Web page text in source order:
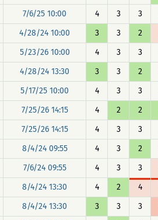
7/6/25 10:00 4 3 3
4/28/24 10:00 3 3 2
5/23/26 10:00 4 3 3
4/28/24 13:30 3 3 2
5/17/25 10:00 4 3 3
7/25/26 14:15 4 2 2
7/25/26 14:15 4 3 3
8/4/24 09:55 4 3 2
7/6/24 09:55 4 3 3
8/4/24 13:30 4 2 4
8/4/24 13:30 3 3 3